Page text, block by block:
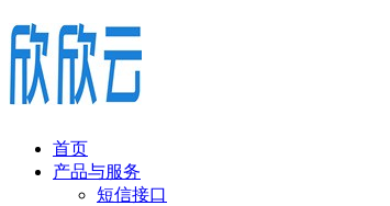
首页
产品与服务
短信接口